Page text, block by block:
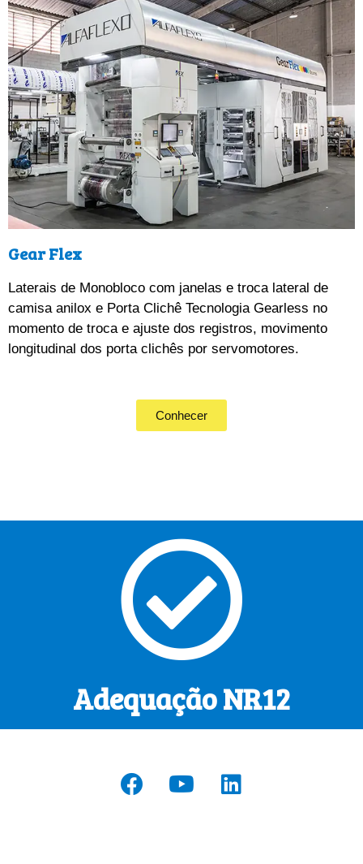
Gear Flex
Laterais de Monobloco com janelas e troca lateral de
camisa anilox e Porta Clichê Tecnologia Gearless no
momento de troca e ajuste dos registros, movimento
longitudinal dos porta clichês por servomotores.
Conhecer
Adequação NR12